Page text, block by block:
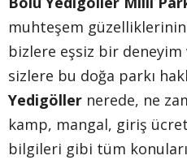
muhteşem
bizlere eşsiz bir deneyim
sizlere bu doğa parkı
Yedigöller nerede, ne
kamp, mangal, giriş
bilgileri gibi tüm